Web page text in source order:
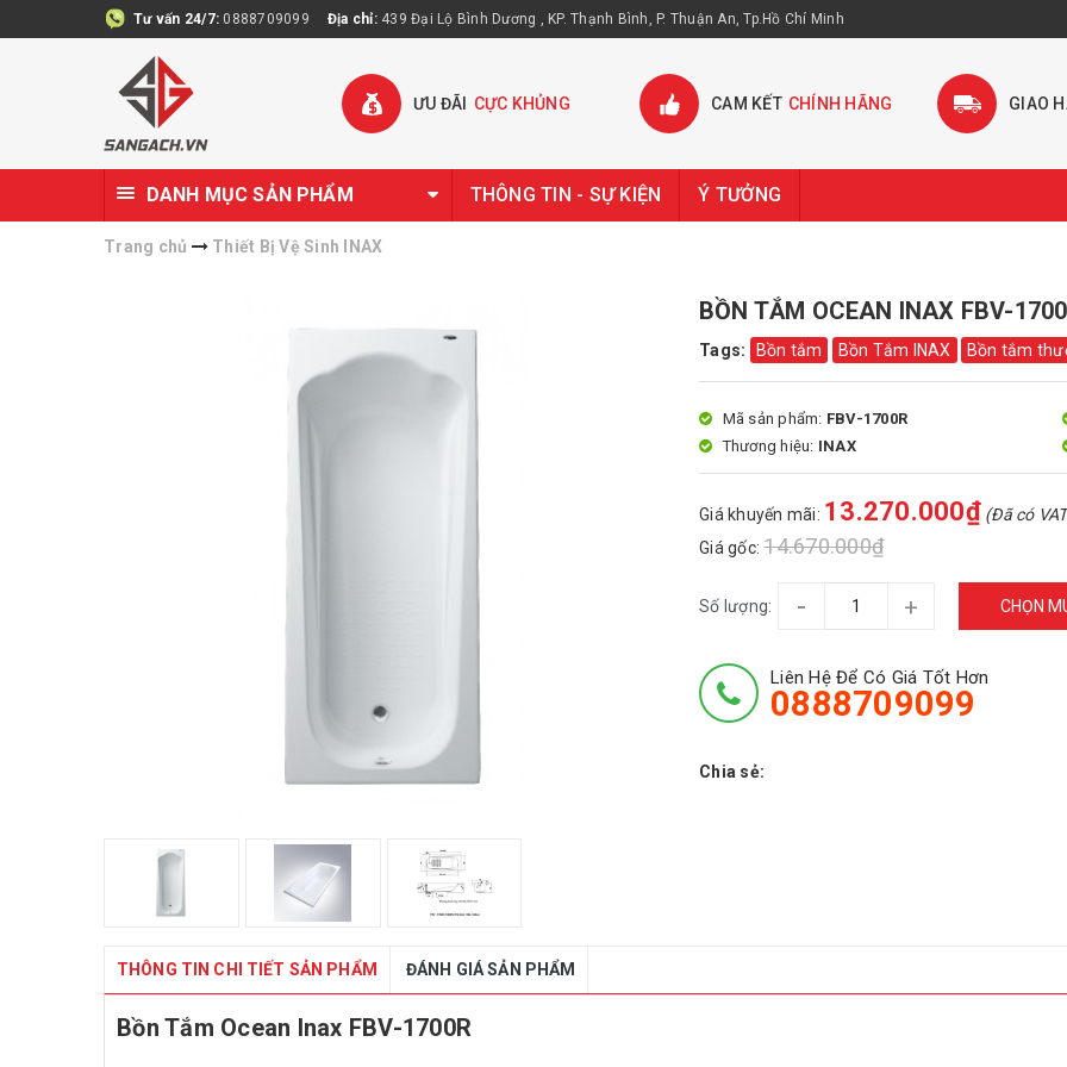
Tư vấn 24/7: 0888709099 Địa chỉ: 439 Đại Lộ Bình Dương , KP. Thạnh Bình, P. Thuận An, Tp.Hồ Chí Minh
ƯU ĐÃI CỰC KHỦNG CAM KẾT CHÍNH HÃNG GIAO
DANH MỤC SẢN PHẨM THÔNG TIN - SỰ KIỆN Ý TƯỞNG
Trang chủ Thiết Bị Vệ Sinh INAX
BỒN TẮM OCEAN INAX FBV-
Tags: Bồn tắm Bồn Tắm INAX Bồn tắm
Mã sản phẩm: FBV-1700R
Thương hiệu: INAX
Giá khuyến mãi: 13.270.000₫ (Đã có
Giá gốc:14.670.000₫
Số lượng: - + CHỌN
Liên Hệ Để Có Giá Tốt Hơn
0888709099
Chia sẻ:
THÔNG TIN CHI TIẾT SẢN PHẨM ĐÁNH GIÁ SẢN PHẨM
Bồn Tắm Ocean Inax FBV-1700R